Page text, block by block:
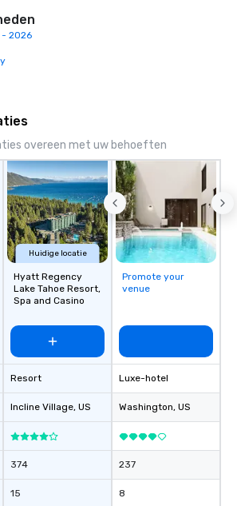
- 2026
overeen met uw behoeften
Huidige locatie
Hyatt Regency
Lake Tahoe Resort,
Spa and Casino
Resort
Incline Village, US
374
15
Promote your
venue
Luxe-hotel
Washington, US
237
8